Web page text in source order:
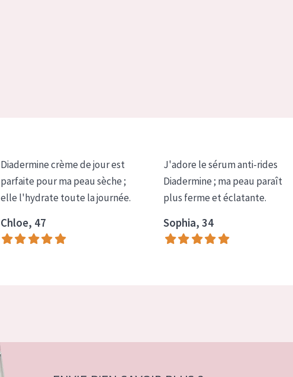
Diadermine crème de jour est
parfaite pour ma peau sèche ;
elle l'hydrate toute la journée.
Chloe, 47
J'adore le sérum anti-rides
Diadermine ; ma peau paraît
plus ferme et éclatante.
Sophia, 34